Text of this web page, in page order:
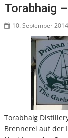
Torabhaig
10. September 2014
Torabhaig
Brennerei auf der